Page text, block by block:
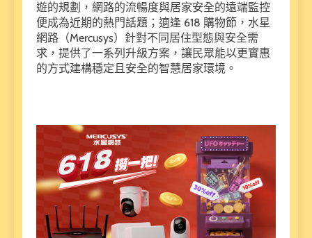
遊的規劃，網路的流暢度與居家安全的遠端監控
便成為近期的熱門話題；適逢 618 購物節，水星
網路（Mercusys）針對不同居住型態與安全需
求，提供了一系列升級方案，讓民眾能以更實惠
的方式建構穩定且安全的智慧居家環境。